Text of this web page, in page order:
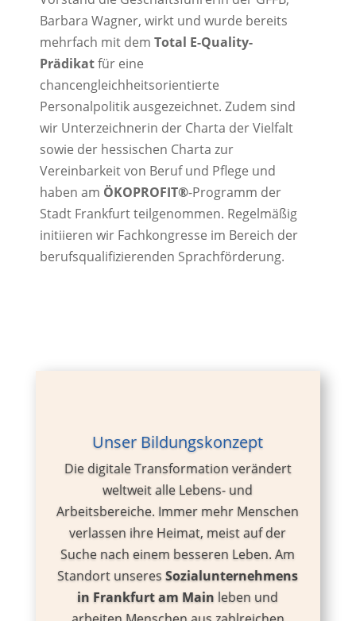
Barbara Wagner, wirkt und wurde bereits
mehrfach mit dem Total E-Quality-
Prädikatfür eine
chancengleichheitsorientierte
Personalpolitik ausgezeichnet. Zudem sind
wir Unterzeichnerin der Charta der Vielfalt
sowie der hessischen Charta zur
Vereinbarkeit von Beruf und Pflege und
haben am ÖKOPROFIT®-Programm der
Stadt Frankfurt teilgenommen. Regelmäßig
initiieren wir Fachkongresse im Bereich der
berufsqualifizierenden Sprachförderung.
Unser Bildungskonzept
Die digitale Transformation verändert
weltweit alle Lebens- und
Arbeitsbereiche. Immer mehr Menschen
verlassen ihre Heimat, meist auf der
Suche nach einem besseren Leben. Am
Standort unseresSozialunternehmens
in Frankfurt am Main leben und